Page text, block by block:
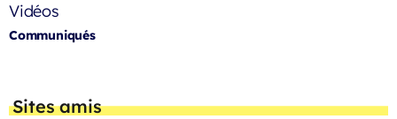
Vidéos
Communiqués
Sites amis